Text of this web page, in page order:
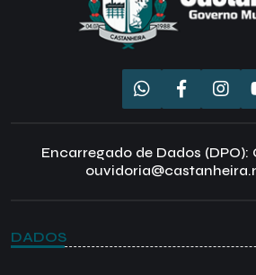
Encarregado de Dados (DPO):
DADOS